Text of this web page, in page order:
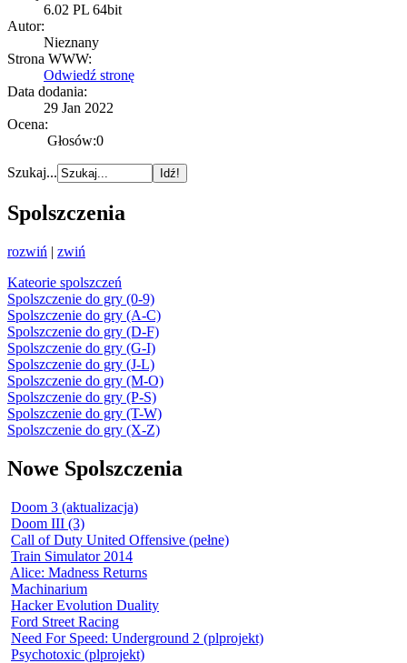
6.02 PL 64bit
Autor:
Nieznany
Strona WWW:
Odwiedź stronę
Data dodania:
29 Jan 2022
Ocena:
Głosów:0
Szukaj...
Spolszczenia
rozwiń | zwiń
Kateorie spolszczeń
Spolszczenie do gry (0-9)
Spolszczenie do gry (A-C)
Spolszczenie do gry (D-F)
Spolszczenie do gry (G-I)
Spolszczenie do gry (J-L)
Spolszczenie do gry (M-O)
Spolszczenie do gry (P-S)
Spolszczenie do gry (T-W)
Spolszczenie do gry (X-Z)
Nowe Spolszczenia
Doom 3 (aktualizacja)
Doom III (3)
Call of Duty United Offensive (pełne)
Train Simulator 2014
Alice: Madness Returns
Machinarium
Hacker Evolution Duality
Ford Street Racing
Need For Speed: Underground 2 (plprojekt)
Psychotoxic (plprojekt)